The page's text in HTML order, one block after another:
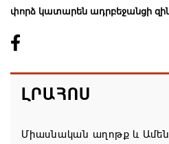
փորձ կատարեն ադրբեջանցի
ԼՐԱՀՈՍ
Միասնական աղոթք և